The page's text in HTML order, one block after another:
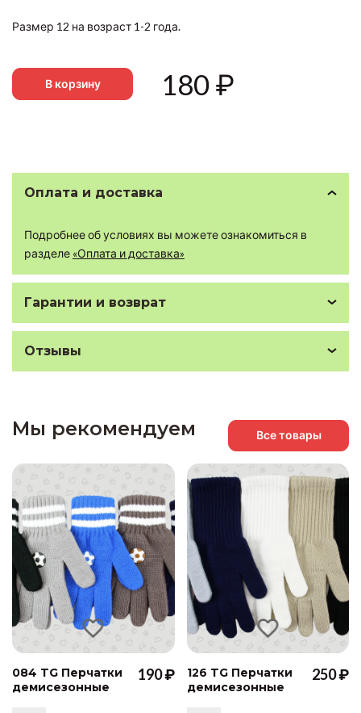
Размер 12 на возраст 1-2 года.
В корзину 180₽
Оплата и доставка
Подробнее об условиях вы можете ознакомиться в
разделе «Оплата и доставка»
Гарантии и возврат
Отзывы
Мы рекомендуем Все товары
084 TG Перчатки
демисезонные
190 ₽
126 TG Перчатки
демисезонные
250 ₽